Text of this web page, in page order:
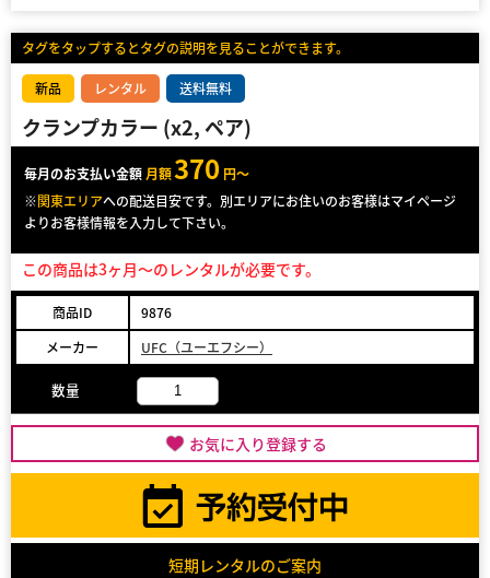
タグをタップするとタグの説明を見ることができます。
新品 レンタル 送料無料
クランプカラー (x2, ペア)
毎月のお支払い金額 月額370 円～
※関東エリアへの配送目安です。別エリアにお住いのお客様はマイページ
よりお客様情報を入力して下さい。
この商品は3ヶ月～のレンタルが必要です。
商品ID
9876
メーカー
UFC（ユーエフシー）
数量
お気に入り登録する
短期レンタルのご案内